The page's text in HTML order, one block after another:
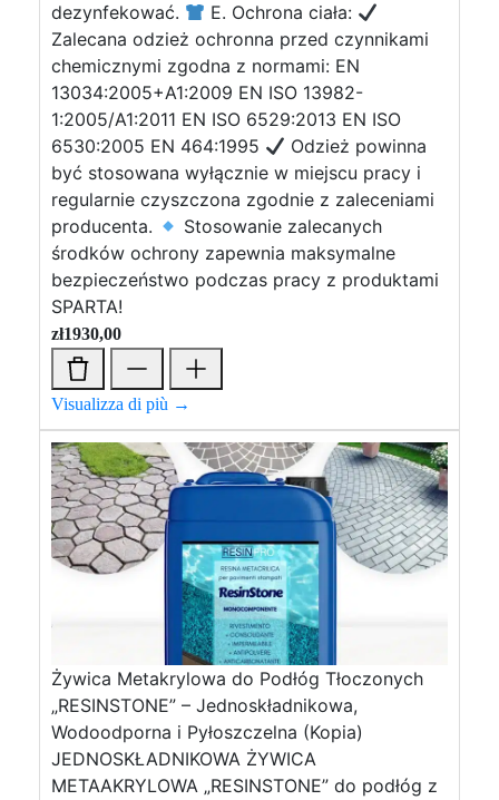
dezynfekować.
E. Ochrona ciała:
Zalecana odzież ochronna przed czynnikami
chemicznymi zgodna z normami: EN
13034:2005+A1:2009 EN ISO 13982-
1:2005/A1:2011 EN ISO 6529:2013 EN ISO
6530:2005 EN 464:1995
Odzież powinna
być stosowana wyłącznie w miejscu pracy i
regularnie czyszczona zgodnie z zaleceniami
producenta.
Stosowanie zalecanych
środków ochrony zapewnia maksymalne
bezpieczeństwo podczas pracy z produktami
SPARTA!
zł1930,00
Visualizza di più →
Żywica Metakrylowa do Podłóg Tłoczonych
„RESINSTONE” – Jednoskładnikowa,
Wodoodporna i Pyłoszczelna (Kopia)
JEDNOSKŁADNIKOWA ŻYWICA
METAAKRYLOWA „RESINSTONE” do podłóg z